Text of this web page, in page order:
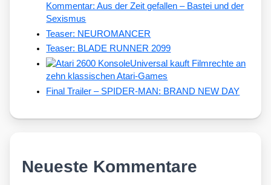
Kommentar: Aus der Zeit gefallen – Bastei und der
Sexismus
Teaser: NEUROMANCER
Teaser: BLADE RUNNER 2099
Universal kauft Filmrechte an
zehn klassischen Atari-Games
Final Trailer – SPIDER-MAN: BRAND NEW DAY
Neueste Kommentare